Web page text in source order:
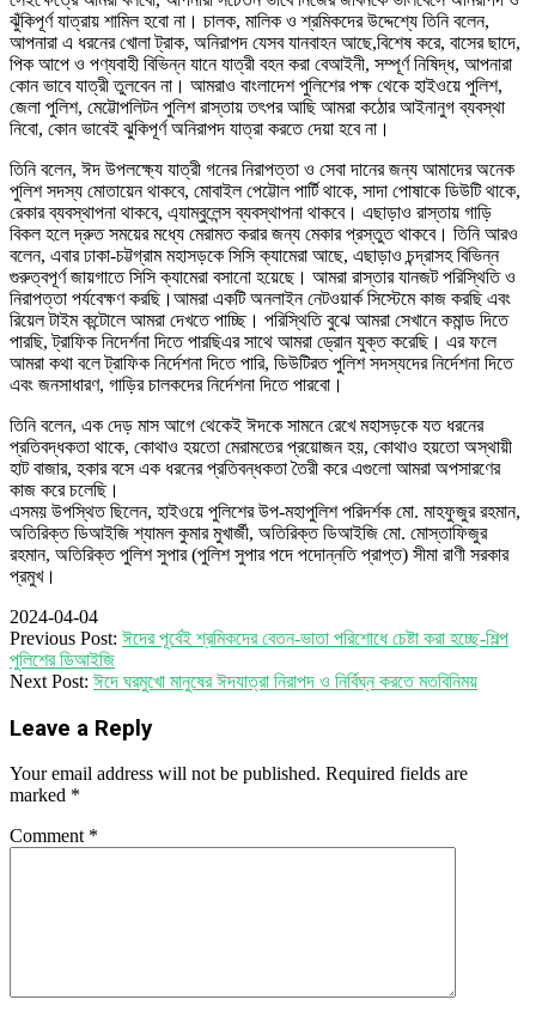
ঝুঁকিপূর্ণ যাত্রায় শামিল হবো না। চালক, মালিক ও শ্রমিকদের উদ্দেশ্যে তিনি বলেন,
আপনারা এ ধরনের খোলা ট্রাক, অনিরাপদ যেসব যানবাহন আছে,বিশেষ করে, বাসের ছাদে,
পিক আপে ও পণ্যবাহী বিভিন্ন যানে যাত্রী বহন করা বেআইনী, সম্পূর্ণ নিষিদ্ধ, আপনারা
কোন ভাবে যাত্রী তুলবেন না। আমরাও বাংলাদেশ পুলিশের পক্ষ থেকে হাইওয়ে পুলিশ,
জেলা পুলিশ, মেট্টোপলিটন পুলিশ রাস্তায় তৎপর আছি আমরা কঠোর আইনানুগ ব্যবস্থা
নিবো, কোন ভাবেই ঝুকিপূর্ণ অনিরাপদ যাত্রা করতে দেয়া হবে না।
তিনি বলেন, ঈদ উপলক্ষ্যে যাত্রী গনের নিরাপত্তা ও সেবা দানের জন্য আমাদের অনেক
পুলিশ সদস্য মোতায়েন থাকবে, মোবাইল পেট্টোল পার্টি থাকে, সাদা পোষাকে ডিউটি থাকে,
রেকার ব্যবস্থাপনা থাকবে, এ্যাম্বুলেন্স ব্যবস্থাপনা থাকবে। এছাড়াও রাস্তায় গাড়ি
বিকল হলে দ্রুত সময়ের মধ্যে মেরামত করার জন্য মেকার প্রস্তুত থাকবে। তিনি আরও
বলেন, এবার ঢাকা-চট্টগ্রাম মহাসড়কে সিসি ক্যামেরা আছে, এছাড়াও চন্দ্রাসহ বিভিন্ন
গুরুত্বপূর্ণ জায়গাতে সিসি ক্যামেরা বসানো হয়েছে। আমরা রাস্তার যানজট পরিস্থিতি ও
নিরাপত্তা পর্যবেক্ষণ করছি।আমরা একটি অনলাইন নেটওয়ার্ক সিস্টেমে কাজ করছি এবং
রিয়েল টাইম কন্টোলে আমরা দেখতে পাচ্ছি। পরিস্থিতি বুঝে আমরা সেখানে কমান্ড দিতে
পারছি, ট্রাফিক নিদের্শনা দিতে পারছিএর সাথে আমরা ড্রোন যুক্ত করেছি। এর ফলে
আমরা কথা বলে ট্রাফিক নির্দেশনা দিতে পারি, ডিউটিরত পুলিশ সদস্যদের নির্দেশনা দিতে
এবং জনসাধারণ, গাড়ির চালকদের নির্দেশনা দিতে পারবো।
তিনি বলেন, এক দেড় মাস আগে থেকেই ঈদকে সামনে রেখে মহাসড়কে যত ধরনের
প্রতিবদ্ধকতা থাকে, কোথাও হয়তো মেরামতের প্রয়োজন হয়, কোথাও হয়তো অস্থায়ী
হাট বাজার, হকার বসে এক ধরনের প্রতিবন্ধকতা তৈরী করে এগুলো আমরা অপসারণের
কাজ করে চলেছি।
এসময় উপস্থিত ছিলেন, হাইওয়ে পুলিশের উপ-মহাপুলিশ পরিদর্শক মো. মাহফুজুর রহমান,
অতিরিক্ত ডিআইজি শ্যামল কুমার মুখার্জী, অতিরিক্ত ডিআইজি মো. মোস্তাফিজুর
রহমান, অতিরিক্ত পুলিশ সুপার (পুলিশ সুপার পদে পদোন্নতি প্রাপ্ত) সীমা রাণী সরকার
প্রমুখ।
2024-04-04
Previous Post: ঈদের পূর্বেই শ্রমিকদের বেতন-ভাতা পরিশোধে চেষ্টা করা হচ্ছে-শিল্প
পুলিশের ডিআইজি
Next Post: ঈদে ঘরমুখো মানুষের ঈদযাত্রা নিরাপদ ও নির্বিঘ্ন করতে মতবিনিময়
Leave a Reply
Your email address will not be published. Required fields are
marked *
Comment *